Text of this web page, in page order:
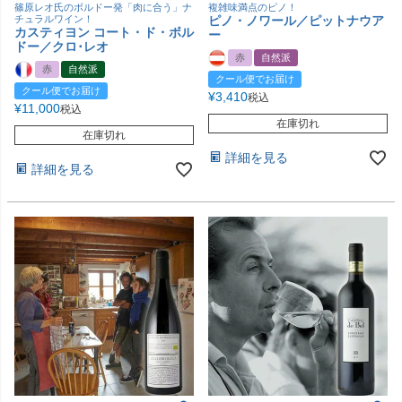
篠原レオ氏のボルドー発「肉に合う」ナ
チュラルワイン！
カスティヨン コート・ド・ボル
ドー／クロ･レオ
赤
自然派
クール便でお届け
¥11,000税込
在庫切れ
詳細を見る
複雑味満点のピノ！
ピノ・ノワール／ピットナウア
ー
赤
自然派
クール便でお届け
¥3,410税込
在庫切れ
詳細を見る